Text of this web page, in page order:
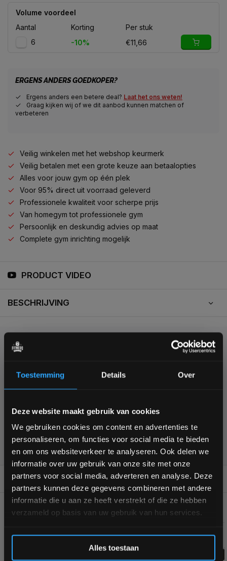
Toestemming Details Over
Deze website maakt gebruik van cookies
We gebruiken cookies om content en advertenties te
personaliseren, om functies voor social media te bieden
en om ons websiteverkeer te analyseren. Ook delen we
informatie over uw gebruik van onze site met onze
partners voor social media, adverteren en analyse. Deze
partners kunnen deze gegevens combineren met andere
informatie die u aan ze heeft verstrekt of die ze hebben
verzameld op basis van uw gebruik van hun services.
Alles toestaan
Volume voordeel
Aantal
Korting
Per stuk
6
-10% €11,66
ERGENS ANDERS GOEDKOPER?
Ergens anders een betere deal? Laat het ons weten!
Graag kijken wij of we dit aanbod kunnen matchen of
verbeteren
Veilig winkelen met het webshop keurmerk
Veilig betalen met een grote keuze aan betaalopties
Alles voor jouw gym op één plek
Voor 95% direct uit voorraad geleverd
Professionele kwaliteit voor scherpe prijs
Van homegym tot professionele gym
Persoonlijk en deskundig advies op maat
Complete gym inrichting mogelijk
PRODUCT VIDEO
BESCHRIJVING
KUNNEN WE HELPEN?
+31 (0)24 645 1309
355 customers give us a 4,7/5 at
REVIEWS 8/10
GERELATEERDE PRODUCTEN
Bam! 5% korting op je volgende
bestelling
Schrijf je in voor onze nieuwsbrief om op de hoogte te
blijven over onze nieuwe producten, deals en meer
interessante info. Ontvang 5% korting op je eerstvolgende
aankoop! 😀
Inschrijven